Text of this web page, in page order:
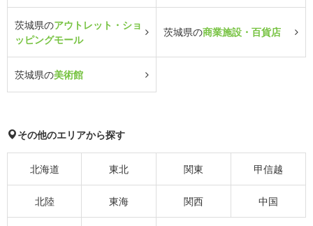
茨城県のアウトレット・ショ
ッピングモール
茨城県の商業施設・百貨店
茨城県の美術館
その他のエリアから探す
北海道 東北 関東 甲信越
北陸 東海 関西 中国